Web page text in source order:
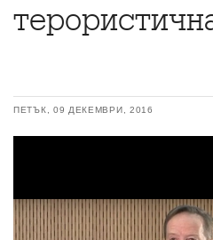
ПЕТЪК, 09 ДЕКЕМВРИ, 2016